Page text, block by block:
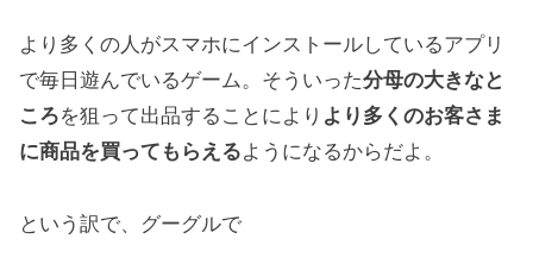
より多くの人がスマホにインストールしているアプリ
で毎日遊んでいるゲーム。そういった分母の大きなと
ころを狙って出品することにより より多くのお客さま
に商品を買ってもらえるようになるからだよ。
という訳で、グーグルで